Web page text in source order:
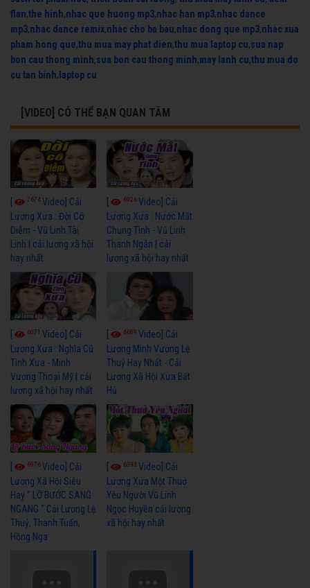
flan,the hinh,nhac que huong mp3,nhac han mp3,nhac dance
mp3,nhac dance remix,nhac cho ba bau,nhac dong que mp3,nhac xua
pham hong que,thu mua may phat dien,thu mua laptop cu,sua nap
bon cau thong minh,sua bon cau thong minh,may lanh cu,thu mua do
cu tan binh, laptop cu
[VIDEO] CÓ THỂ BẠN QUAN TÂM
7674Video] Cải
Lương Xưa : Đời Cô
Diễm - Vũ Linh Tài
Linh | cải lương xã hội
hay nhất
6926Video] Cải
Lương Xưa : Nước Mắt
Chung Tình - Vũ Linh
Thanh Ngân | cải
lương xã hội hay nhất
6071 Video] Cải
Lương Xưa : Nghĩa Cũ
Tình Xưa - Minh
Vương Thoại Mỹ | cải
lương xã hội hay nhất
6689Video] Cải
Lương Minh Vương Lệ
Thuỷ Hay Nhất - Cải
Lương Xã Hội Xưa Bất
Hủ
6976Video] Cải
Lương Xã Hội Siêu
Hay " LỠ BƯỚC SANG
NGANG " Cải Lương Lệ
Thuỷ, Thanh Tuấn,
Hồng Nga
6393Video] Cải
Lương Xưa Một Thuở
Yêu Người Vũ Linh
Ngọc Huyền cải lương
xã hội hay nhất